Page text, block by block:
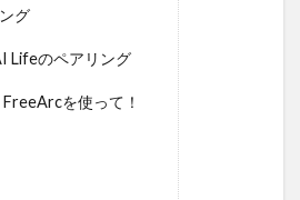
グ
Lifeのペアリング
を使って！